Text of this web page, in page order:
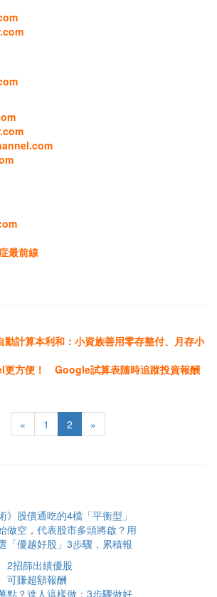
最前線
計算本利和：小資族善用零存整付、月存小
更方便！ Google試算表隨時追蹤投資報酬
« 1 2 »
》股債通吃的4檔「平衡型」
做空，代表股市多頭將啟？用
「優越好股」3步驟，累積報
2招篩出績優股
賺超額報酬
點？達人這樣做：3步驟做好